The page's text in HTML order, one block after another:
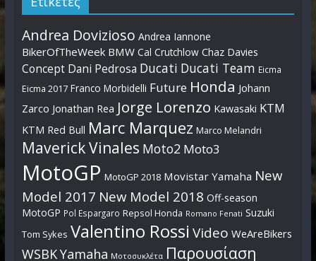
Andrea Dovizioso Andrea Iannone
BikerOfTheWeek BMW Cal Crutchlow Chaz Davies
Concept Dani Pedrosa Ducati Ducati Team Eicma
Eicma 2017 Franco Morbidelli Future Honda Johann
Zarco Jonathan Rea Jorge Lorenzo Kawasaki KTM
KTM Red Bull Marc Marquez Marco Melandri
Maverick Vinales Moto2 Moto3
MotoGP MotoGP 2018 Movistar Yamaha New
Model 2017 New Model 2018 Off-season
MotoGP Pol Espargaro Repsol Honda Romano Fenati Suzuki
Tom Sykes Valentino Rossi Video WeAreBikers
WSBKYamaha Μοτοσυκλέτα Παρουσίαση